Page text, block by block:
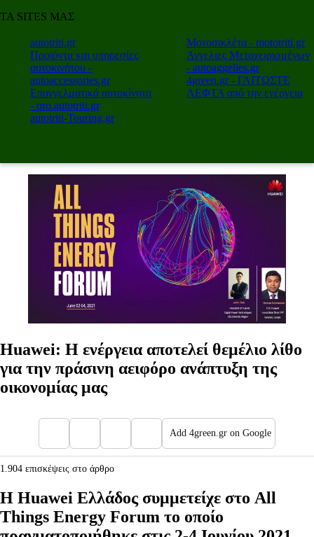
ΤΑ SITES ΜΑΣ
autotriti.gr
Προϊόντα και υπηρεσίες
αυτοκινήτου -
autoaccessories.gr
Επαγγελματικά αυτοκίνητα
- pro.autotriti.gr
autotriti-Touring.gr
Μοτοσικλέτα - mototriti.gr
Αγγελιες Μεταχειρισμένων
- autoaggelies.gr
4green.gr - ΓΛΙΤΩΣΤΕ
ΛΕΦΤΑ από την ενέργεια
Huawei: Η ενέργεια αποτελεί θεμέλιο λίθο
για την πράσινη αειφόρο ανάπτυξη της
οικονομίας μας
Add 4green.gr on Google
1.904 επισκέψεις στο άρθρο
Η Huawei Ελλάδος συμμετείχε στο All
Things Energy Forum το οποίο